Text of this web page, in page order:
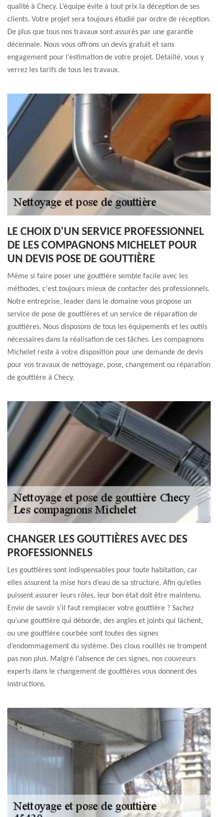
qualité à Checy. L’équipe évite à tout prix la déception de ses
clients. Votre projet sera toujours étudié par ordre de réception.
De plus que tous nos travaux sont assurés par une garantie
décennale. Nous vous offrons un devis gratuit et sans
engagement pour l’estimation de votre projet. Détaillé, vous y
verrez les tarifs de tous les travaux.
LE CHOIX D'UN SERVICE PROFESSIONNEL
DE LES COMPAGNONS MICHELET POUR
UN DEVIS POSE DE GOUTTIÈRE
Même si faire poser une gouttière semble facile avec les
méthodes, c'est toujours mieux de contacter des professionnels.
Notre entreprise, leader dans le domaine vous propose un
service de pose de gouttières et un service de réparation de
gouttières. Nous disposons de tous les équipements et les outils
nécessaires dans la réalisation de ces tâches. Les compagnons
Michelet reste à votre disposition pour une demande de devis
pour vos travaux de nettoyage, pose, changement ou réparation
de gouttière à Checy.
CHANGER LES GOUTTIÈRES AVEC DES
PROFESSIONNELS
Les gouttières sont indispensables pour toute habitation, car
elles assurent la mise hors d’eau de sa structure. Afin qu’elles
puissent assurer leurs rôles, leur bon état doit être maintenu.
Envie de savoir s’il faut remplacer votre gouttière ? Sachez
qu’une gouttière qui déborde, des angles et joints qui lâchent,
ou une gouttière courbée sont toutes des signes
d’endommagement du système. Des clous rouillés ne trompent
pas non plus. Malgré l’absence de ces signes, nos couvreurs
experts dans le changement de gouttières vous donnent des
instructions.